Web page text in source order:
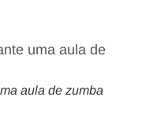
aula de zumba